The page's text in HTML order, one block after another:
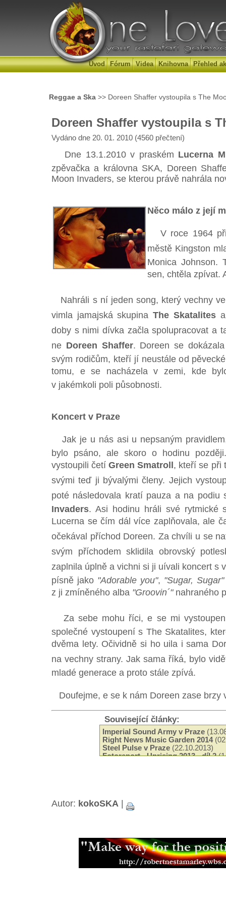
Úvod Fórum Videa Knihovna Přehled
Reggae a Ska >> Doreen Shaffer vystoupila s The
Doreen Shaffer vystoupila s
Vydáno dne 20. 01. 2010 (4560 přečtení)
Dne 13.1.2010 v praském Lucerna
zpěvačka a královna SKA, Doreen
Moon Invaders, se kterou právě nahrála
Něco málo z její
V roce 1964
městě Kingston
Monica Johnson.
sen, chtěla zpívat.
Nahráli s ní jeden song, který vechny
vimla jamajská skupinaThe Skatalitesa
doby s nimi dívka začla spolupracovat a
ne Doreen Shaffer. Doreen se
svým rodičům, kteří jí neustále od
tomu, e se nacházela v zemi, kde
v jakémkoli poli působnosti.
Koncert v Praze
Jak je u nás asi u nepsaným
bylo psáno, ale skoro o hodinu
vystoupili četíGreen Smatroll , kteří se při
svými teď ji bývalými členy. Jejich
poté následovala kratí pauza a na
Invaders. Asi hodinu hráli své rytmické
Lucerna se čím dál více zaplňovala, ale
očekával příchod Doreen. Za chvíli u se
svým příchodem sklidila obrovský
zaplnila úplně a vichni si ji uívali koncert s
písně jako "Adorable you", "Sugar, Sugar"
z ji zmíněného alba "Groovin´"nahraného
Za sebe mohu říci, e se mi
společné vystoupení s The Skatalites,
dvěma lety. Očividně si ho uila i sama
na vechny strany. Jak sama říká, bylo
mladé generace a proto stále zpívá.
Doufejme, e se k nám Doreen zase brzy
Související články:
Imperial Sound Army v Praze
Right News Music Garden 2014
Steel Pulse v Praze (22.10.2013)
Fotoreport - Uprising 2013 - díl 2
Fotoreport - Rocky Leon v Praze
Fotoreport - Mighty Sounds 2011
Feher Fekete Kerek křtili nové CD
Skatalites roztančili Prahu
Kingston - Vídeň aneb Culture v
Autor: kokoSKA